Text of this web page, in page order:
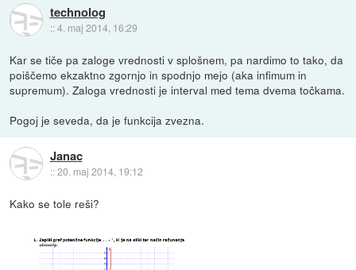
technolog
::4. maj 2014, 16:29
Kar se tiče pa zaloge vrednosti v splošnem, pa nardimo to tako, da
poiščemo ekzaktno zgornjo in spodnjo mejo (aka infimum in
supremum). Zaloga vrednosti je interval med tema dvema točkama.
Pogoj je seveda, da je funkcija zvezna.
Janac
::20. maj 2014, 19:12
Kako se tole reši?